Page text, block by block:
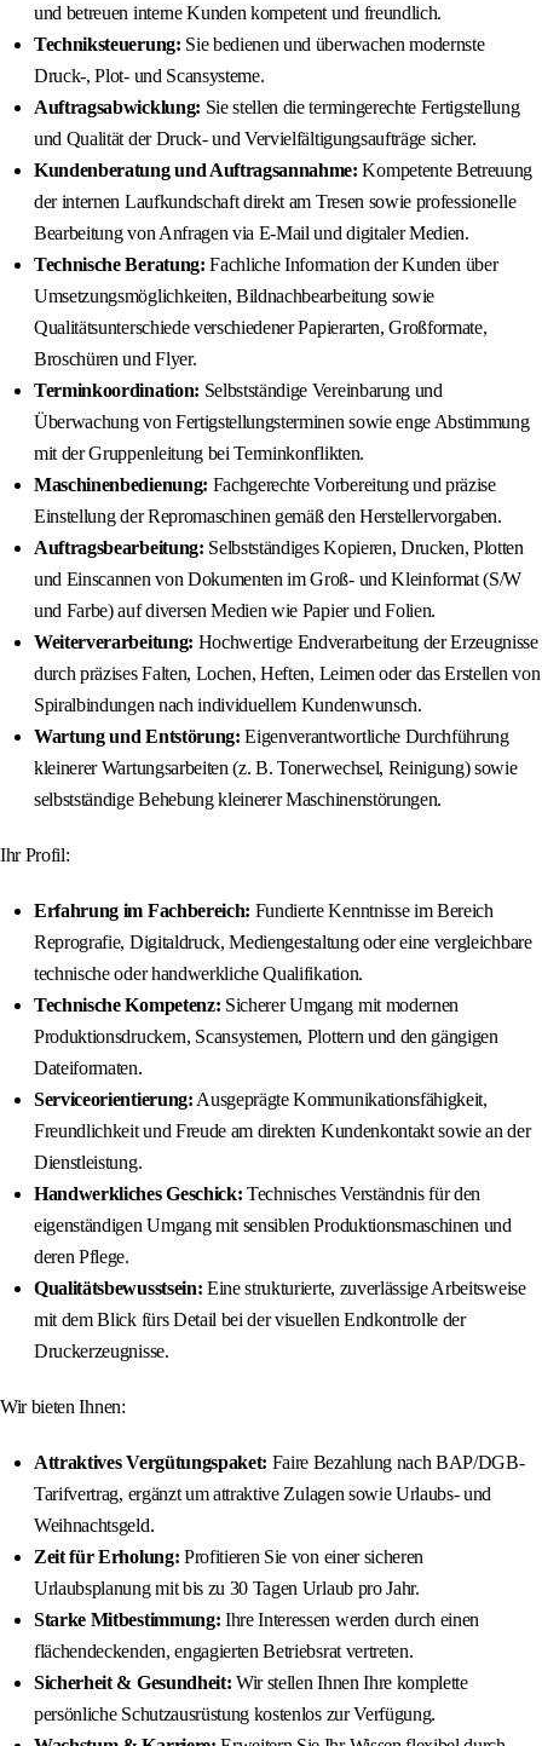
und betreuen interne Kunden kompetent und freundlich.
Techniksteuerung: Sie bedienen und überwachen modernste
Druck-, Plot- und Scansysteme.
Auftragsabwicklung: Sie stellen die termingerechte Fertigstellung
und Qualität der Druck- und Vervielfältigungsaufträge sicher.
Kundenberatung und Auftragsannahme: Kompetente Betreuung
der internen Laufkundschaft direkt am Tresen sowie professionelle
Bearbeitung von Anfragen via E-Mail und digitaler Medien.
Technische Beratung: Fachliche Information der Kunden über
Umsetzungsmöglichkeiten, Bildnachbearbeitung sowie
Qualitätsunterschiede verschiedener Papierarten, Großformate,
Broschüren und Flyer.
Terminkoordination: Selbstständige Vereinbarung und
Überwachung von Fertigstellungsterminen sowie enge Abstimmung
mit der Gruppenleitung bei Terminkonflikten.
Maschinenbedienung: Fachgerechte Vorbereitung und präzise
Einstellung der Repromaschinen gemäß den Herstellervorgaben.
Auftragsbearbeitung: Selbstständiges Kopieren, Drucken, Plotten
und Einscannen von Dokumenten im Groß- und Kleinformat (S/W
und Farbe) auf diversen Medien wie Papier und Folien.
Weiterverarbeitung: Hochwertige Endverarbeitung der Erzeugnisse
durch präzises Falten, Lochen, Heften, Leimen oder das Erstellen von
Spiralbindungen nach individuellem Kundenwunsch.
Wartung und Entstörung: Eigenverantwortliche Durchführung
kleinerer Wartungsarbeiten (z. B. Tonerwechsel, Reinigung) sowie
selbstständige Behebung kleinerer Maschinenstörungen.
Ihr Profil:
Erfahrung im Fachbereich: Fundierte Kenntnisse im Bereich
Reprografie, Digitaldruck, Mediengestaltung oder eine vergleichbare
technische oder handwerkliche Qualifikation.
Technische Kompetenz: Sicherer Umgang mit modernen
Produktionsdruckern, Scansystemen, Plottern und den gängigen
Dateiformaten.
Serviceorientierung: Ausgeprägte Kommunikationsfähigkeit,
Freundlichkeit und Freude am direkten Kundenkontakt sowie an der
Dienstleistung.
Handwerkliches Geschick: Technisches Verständnis für den
eigenständigen Umgang mit sensiblen Produktionsmaschinen und
deren Pflege.
Qualitätsbewusstsein: Eine strukturierte, zuverlässige Arbeitsweise
mit dem Blick fürs Detail bei der visuellen Endkontrolle der
Druckerzeugnisse.
Wir bieten Ihnen:
Attraktives Vergütungspaket: Faire Bezahlung nach BAP/DGB-
Tarifvertrag, ergänzt um attraktive Zulagen sowie Urlaubs- und
Weihnachtsgeld.
Zeit für Erholung: Profitieren Sie von einer sicheren
Urlaubsplanung mit bis zu 30 Tagen Urlaub pro Jahr.
Starke Mitbestimmung: Ihre Interessen werden durch einen
flächendeckenden, engagierten Betriebsrat vertreten.
Sicherheit & Gesundheit: Wir stellen Ihnen Ihre komplette
persönliche Schutzausrüstung kostenlos zur Verfügung.